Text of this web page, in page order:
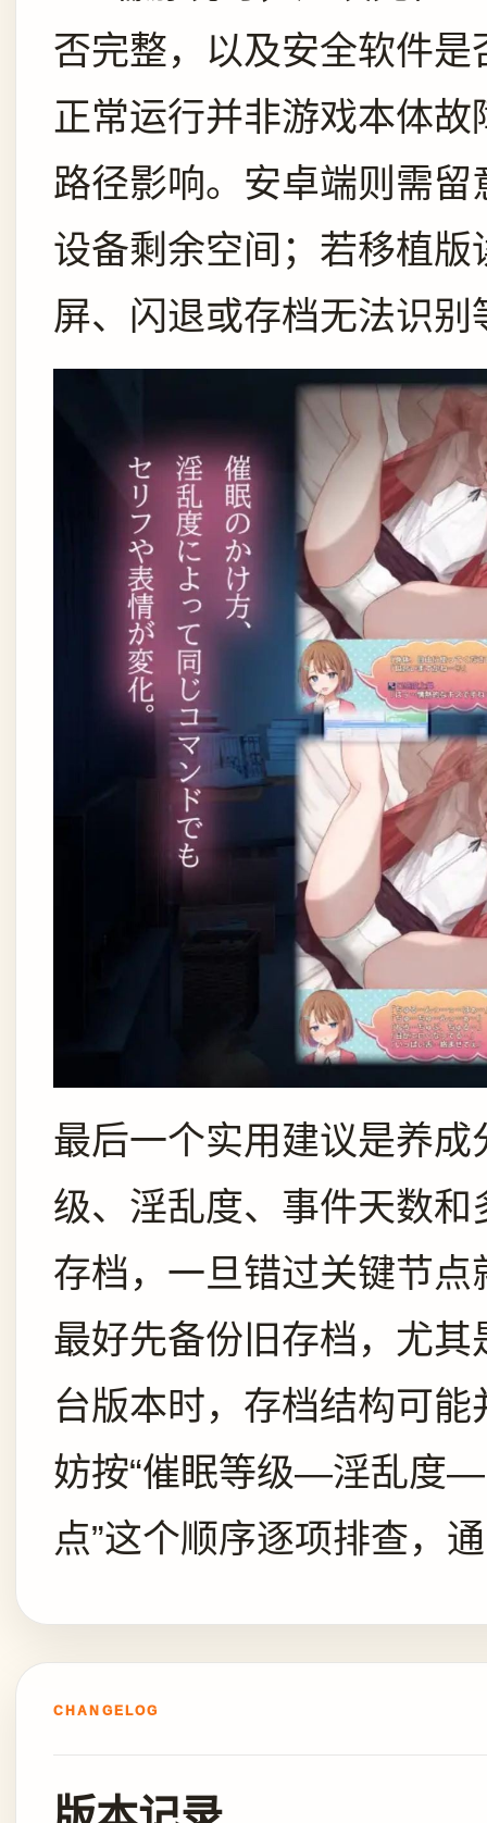
否完整，以及安全软件
正常运行并非游戏本体
路径影响。安卓端则需
设备剩余空间；若移植
屏、闪退或存档无法识别
最后一个实用建议是养
级、淫乱度、事件天数
存档，一旦错过关键节
最好先备份旧存档，尤
台版本时，存档结构可
妨按“催眠等级—淫乱度
点”这个顺序逐项排查，
CHANGELOG